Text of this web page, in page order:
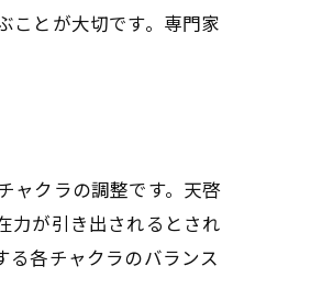
ことが大切です。専門家
ャクラの調整です。天啓
力が引き出されるとされ
る各チャクラのバランス